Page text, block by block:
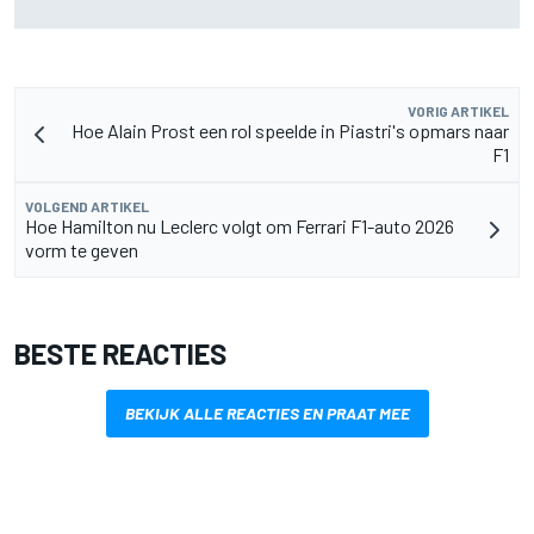
VORIG ARTIKEL
Hoe Alain Prost een rol speelde in Piastri's opmars naar
F1
VOLGEND ARTIKEL
Hoe Hamilton nu Leclerc volgt om Ferrari F1-auto 2026
vorm te geven
BESTE REACTIES
BEKIJK ALLE REACTIES EN PRAAT MEE